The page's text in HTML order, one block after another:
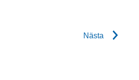
Nästa